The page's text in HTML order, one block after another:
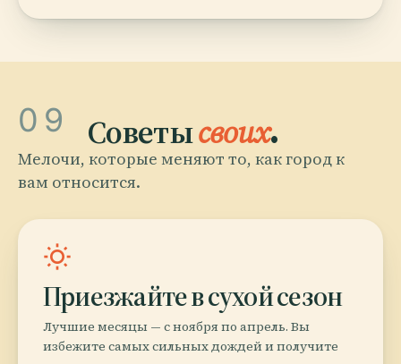
09 Советысвоих.
Мелочи, которые меняют то, как город к
вам относится.
wb_sunny
Приезжайте в сухой сезон
Лучшие месяцы — с ноября по апрель. Вы
избежите самых сильных дождей и получите